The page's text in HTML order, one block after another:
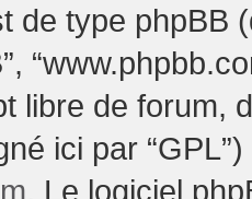
de type phpBB
libre de forum,
ici par
. Le logiciel